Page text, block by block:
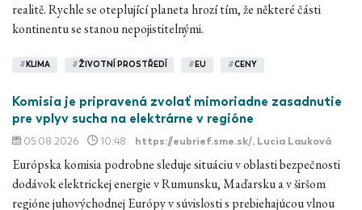
realitě. Rychle se oteplující planeta hrozí tím, že některé části
kontinentu se stanou nepojistitelnými.
# KLIMA #ŽIVOTNÍ PROSTŘEDÍ # EU #CENY
Komisia je pripravená zvolať mimoriadne zasadnutie
pre vplyv sucha na elektrárne v regióne
05.08.2026 10:48 https://eubrief.sme.sk/, Lucia Lauková
Európska komisia podrobne sleduje situáciu v oblasti bezpečnosti
dodávok elektrickej energie v Rumunsku, Maďarsku a v širšom
regióne juhovýchodnej Európy v súvislosti s prebiehajúcou vlnou